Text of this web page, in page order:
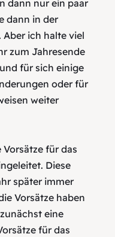
dann nur ein paar
dann in der
ich halte viel
zum Jahresende
für sich einige
oder für
weiter
für das
Diese
später immer
Vorsätze haben
eine
für das